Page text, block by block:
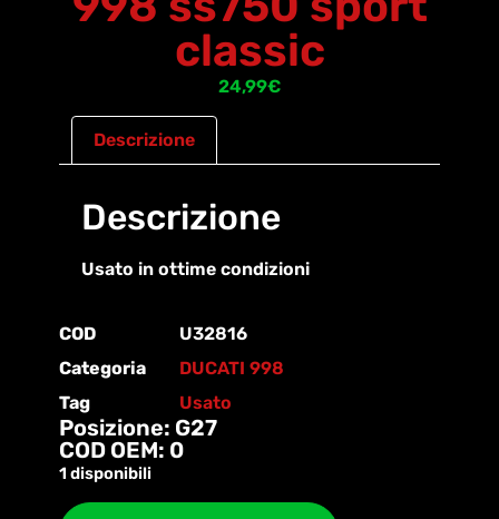
classic
24,99€
Descrizione
Descrizione
Usato in ottime condizioni
COD
U32816
Categoria
DUCATI 998
Tag
Usato
Posizione: G27
COD OEM: 0
1 disponibili